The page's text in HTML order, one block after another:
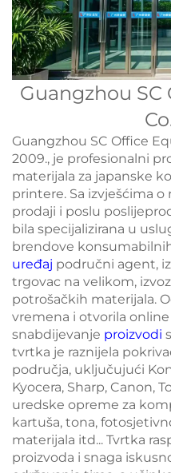
Guangzhou
Guangzhou SC Office
2009., je profesionalni
materijala za japanske
printere. Sa izvješćima o
prodaji i poslu
bila specijalizirana u
brendove
uređaj područni agent,
trgovac na velikom,
potrošačkih materijala.
vremena i otvorila
snabdijevanje proizvodi
tvrtka je raznijela
područja, uključujući
Kyocera, Sharp, Canon,
uredske opreme za
kartuša, tona,
materijala itd... Tvrtka
proizvoda i snaga